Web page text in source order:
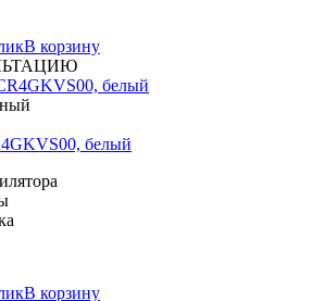
В корзину
белый
В корзину